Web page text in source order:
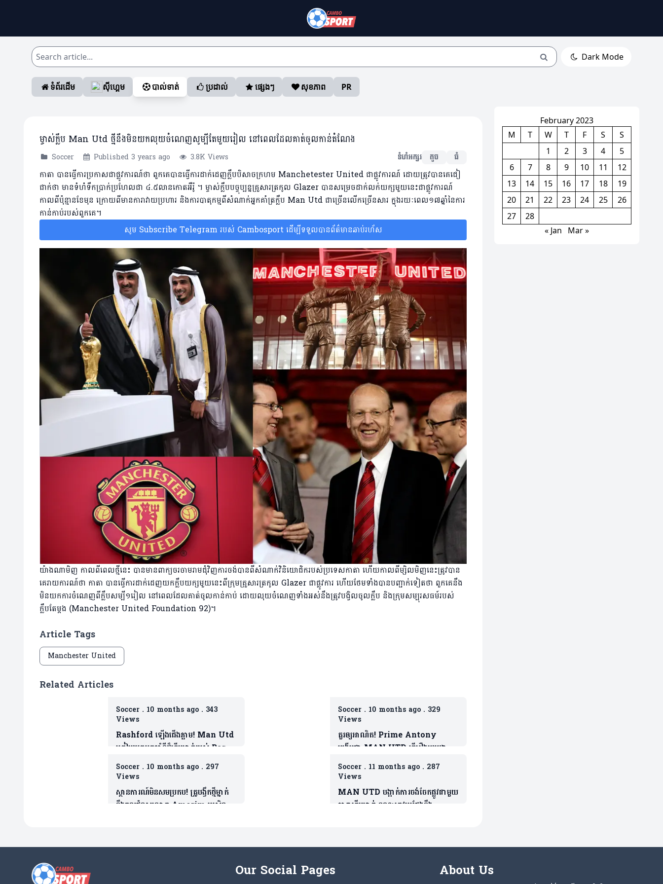
Dark Mode
ទំព័រដើម ស៊ីហ្គេម បាល់ទាត់ ប្រដាល់ ផ្សេងៗ សុខភាព PR
ម្ចាស់ក្លឹប Man Utd ថ្មីនឹងមិនយកលុយចំណេញសូម្បីតែមួយរៀល នៅពេលដែលគាត់ចូលកាន់តំណែង
Soccer Published 3 years ago 3.8K Views ទំហំអក្សរ តូច ធំ
កាតា បានធ្វើការប្រកាសជាផ្លូវការណ៍ថា ពួកគេបានធ្វើការដាក់ដេញក្លឹបបិសាចក្រហម Manchetester United ជាផ្លូវការណ៍ ដោយត្រូវបានគេជៀ
ជាក់ថា មានទំហំទឹកប្រាក់ប្រហែលជា ៤.៥លានកោតអឺរ៉ូ ។ ម្ចាស់ក្លឹបបច្ចុប្បន្នគ្រួសារត្រកូល Glazer បានសម្រេចដាក់លក់យក្សមួយនេះជាផ្លូវការណ៍
កាលពីប៉ុន្មានខែមុន ក្រោយពីមានការាវាយប្រហារ និងការបាតុកម្មពីសំណាក់អ្នកគាំត្រក្លឹប Man Utd ជាច្រើនលើកច្រើនសារ ក្នុងរយៈពេល១៧ឆ្នាំនៃការ
កាន់កាប់របស់ពួកគេ។
សូម Subscribe Telegram របស់ Cambosport ដើម្បីទទួលបានព័ត៌មានឆាប់រហ័ស
យ៉ាងណាមិញ កាលពីពេលថ្មីនេះ បានមានពាក្យចរចាមរាមជុំវិញការចង់បានពីសំណាក់វិនិយោជិករបស់ប្រទេសកាតា ហើយកាលពីម្សិលមិញនេះត្រូវបាន
គេរាយការណ៍ថា កាតា បានធ្វើការដាក់ដេញយកក្លឹបយក្សមួយនេះពីក្រុមគ្រួសារត្រកូល Glazer ជាផ្លូវការ ហើយថែមទាំងបានបញ្ជាក់ទៀតថា ពួកគេនឹង
មិនយកការចំណេញពីក្លឹបសម្បី១រៀល នៅពេលដែលគាត់ចូលកាន់កាប់ ដោយលុយចំណេញទាំងអស់នឹងត្រូវបង្វិលចូលក្លឹប និងក្រុមសម្បុរសធម៍របស់
ក្លឹបតែម្តង (Manchester United Foundation 92)។
Article Tags
Manchester United
Related Articles
Soccer. 10 months ago. 343
Views
Rashford ឡើងជើងភ្លាម! Man Utd
ត្រៀមយកអ្នកចាំទីដ៏ឆ្នើមម្នាក់របស់ Barca
ជាថ្នូរទិញលក់ផ្ដាច់កុងត្រា
Soccer. 10 months ago. 329
Views
គួរឲ្យអាណិត! Prime Antony
បង្ហើបថា MAN UTD ធ្វើរឿងមួយដាក់
ដែលជាទង្វើមិនផ្តល់តម្លៃឲ្យខ្លួន
Soccer. 10 months ago. 297
Views
ស្ថានការណ៍មិនសមប្រកប! គ្រូបង្វឹកថ្មីម្នាក់
នឹងចូលជំនួសលោក Amorim ប្រសិនក្លឹប
Soccer. 11 months ago. 287
Views
MAN UTD បង្អាក់ការចង់ចែកផ្លូវជាមួយ
តារាឆ្នើមម្នាក់ ខណៈត្រូវប្រជែងនឹង
February 2023
M
T W T F S
S
1
2 3 4
5
6
7 8 9 10 11
12
13
14 15 16 17 18
19
20
21 22 23 24 25
26
27
28
« Jan
Mar »
Our Social Pages About Us